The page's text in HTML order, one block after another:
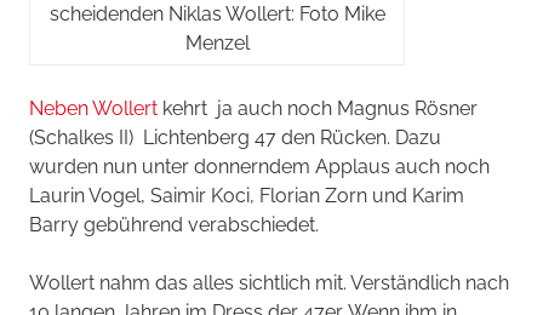
scheidenden Niklas Wollert: Foto Mike
Menzel
Neben Wollert kehrt ja auch noch Magnus Rösner
(Schalkes II) Lichtenberg 47 den Rücken. Dazu
wurden nun unter donnerndem Applaus auch noch
Laurin Vogel, Saimir Koci, Florian Zorn und Karim
Barry gebührend verabschiedet.
Wollert nahm das alles sichtlich mit. Verständlich nach